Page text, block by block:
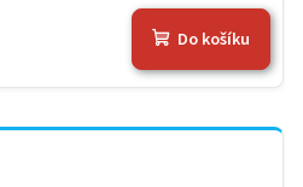
Do košíku